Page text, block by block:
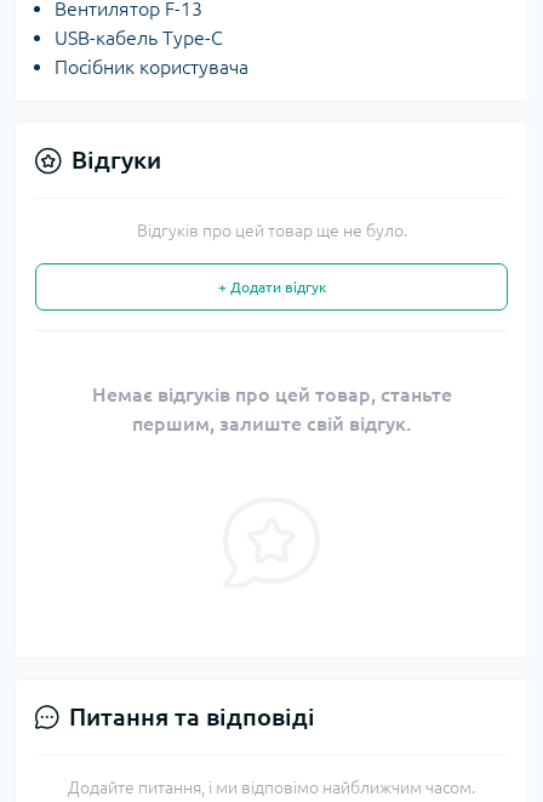
Вентилятор F-13
USB-кабель Type-C
Посібник користувача
Відгуки
Відгуків про цей товар ще не було.
+ Додати відгук
Немає відгуків про цей товар, станьте
першим, залиште свій відгук.
Питання та відповіді
Додайте питання, і ми відповімо найближчим часом.